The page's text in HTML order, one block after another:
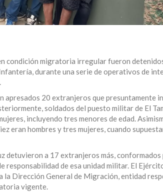
condición migratoria irregular fueron
durante una serie de operativos de
apresados 20 extranjeros que presuntamente
soldados del puesto militar de El
incluyendo tres menores de edad.
eran hombres y tres mujeres, cuando
detuvieron a 17 extranjeros más, conformados
responsabilidad de esa unidad militar. El
Dirección General de Migración, entidad
vigente.